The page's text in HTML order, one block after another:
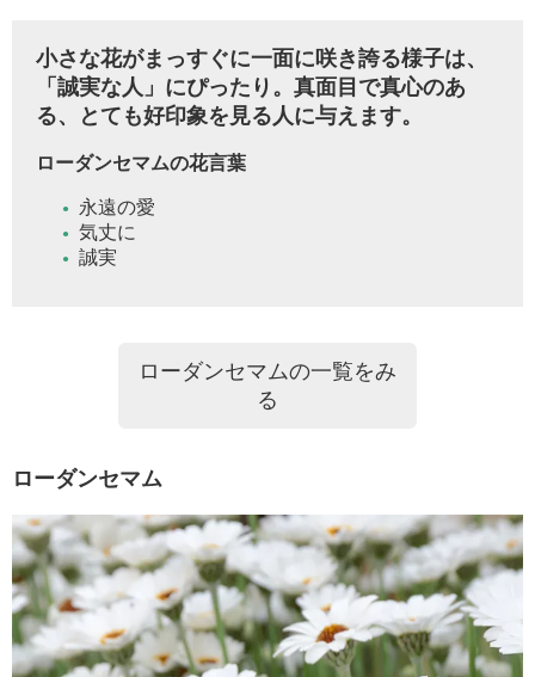
小さな花がまっすぐに一面に咲き誇る様子は、
「誠実な人」にぴったり。真面目で真心のあ
る、とても好印象を見る人に与えます。
ローダンセマムの花言葉
永遠の愛
気丈に
誠実
ローダンセマムの一覧をみ
る
ローダンセマム